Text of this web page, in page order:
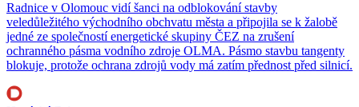
Radnice v Olomouc vidí šanci na odblokování stavby
veledůležitého východního obchvatu města a připojila se k žalobě
jedné ze společností energetické skupiny ČEZ na zrušení
ochranného pásma vodního zdroje OLMA. Pásmo stavbu tangenty
blokuje, protože ochrana zdrojů vody má zatím přednost před silnicí.